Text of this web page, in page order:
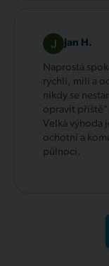
Jan H.
Naprostá
rychlí, milí a
nikdy se
opravit
Velká výhoda
ochotní a
půlnoci.